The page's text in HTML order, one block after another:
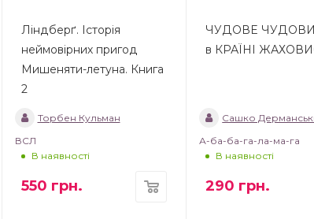
Ліндберґ. Історія
неймовірних пригод
Мишеняти-летуна. Книга
2
Торбен Кульман
ВСЛ
В наявності
550 грн.
ЧУДОВЕ
в КРАЇНІ
Сашко
А-ба-ба-га-ла-ма-га
В наявності
290 грн.